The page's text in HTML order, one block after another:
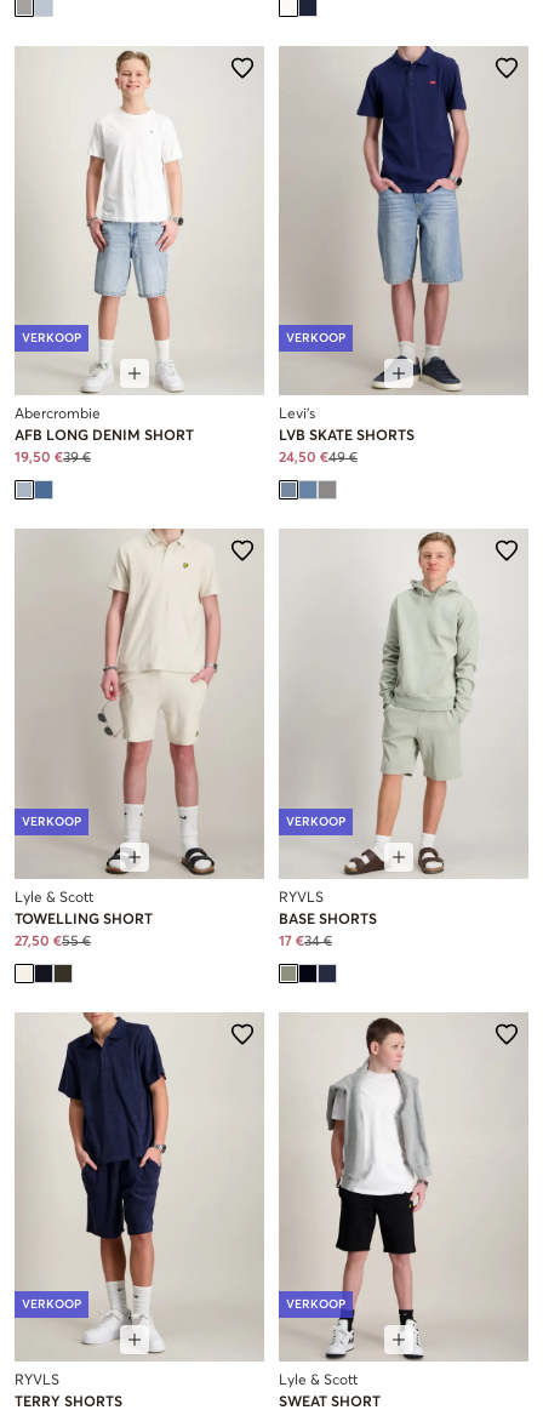
VERKOOP
Abercrombie
AFB LONG DENIM SHORT
19,50 €39 €
VERKOOP
Levi's
LVB SKATE SHORTS
24,50 €49 €
VERKOOP
Lyle & Scott
TOWELLING SHORT
27,50 €55 €
VERKOOP
RYVLS
BASE SHORTS
17 €34 €
VERKOOP
RYVLS
TERRY SHORTS
VERKOOP
Lyle & Scott
SWEAT SHORT